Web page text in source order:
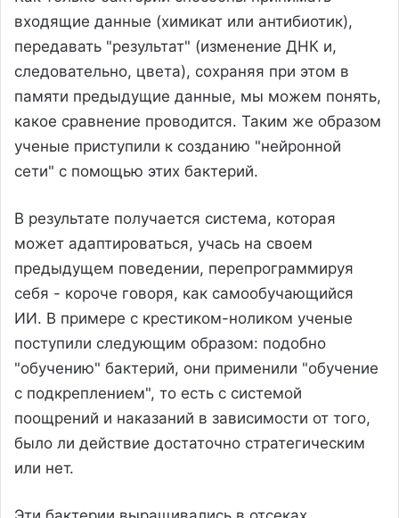
входящие данные (химикат или антибиотик),
передавать "результат" (изменение ДНК и,
следовательно, цвета), сохраняя при этом в
памяти предыдущие данные, мы можем понять,
какое сравнение проводится. Таким же образом
ученые приступили к созданию "нейронной
сети" с помощью этих бактерий.
В результате получается система, которая
может адаптироваться, учась на своем
предыдущем поведении, перепрограммируя
себя - короче говоря, как самообучающийся
ИИ. В примере с крестиком-ноликом ученые
поступили следующим образом: подобно
"обучению" бактерий, они применили "обучение
с подкреплением", то есть с системой
поощрений и наказаний в зависимости от того,
было ли действие достаточно стратегическим
или нет.